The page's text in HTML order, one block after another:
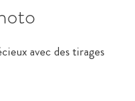
avec des tirages